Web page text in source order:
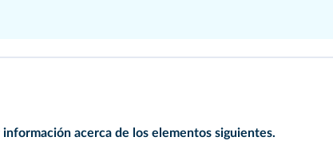
acerca de los elementos siguientes.